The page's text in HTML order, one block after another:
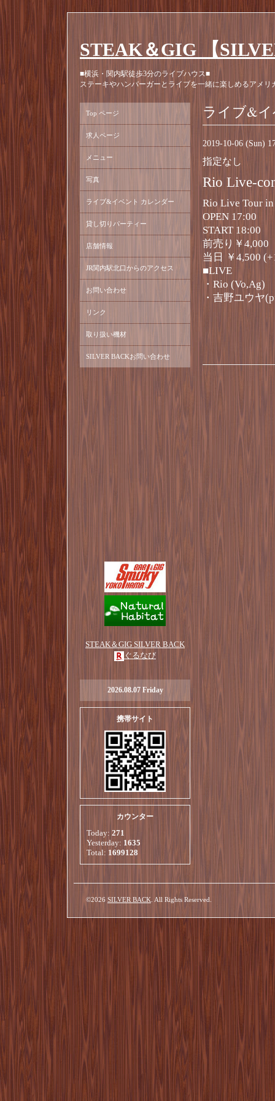
STEAK＆GIG 【
■横浜・関内駅徒歩3分のライブハウス■
ステーキやハンバーガーとライブを一緒に楽しめるアメリ
ライブ&
2019-10-06 (Sun)
指定なし
Rio Live-
Rio Live Tour
OPEN 17:00
START 18:00
前売り￥4,000
当日 ￥4,500
■LIVE
・Rio (Vo,Ag)
・吉野ユウヤ
Top ページ
求人ページ
メニュー
写真
ライブ&イベント カレンダー
貸し切りパーティー
店舗情報
JR関内駅北口からのアクセス
お問い合わせ
リンク
取り扱い機材
SILVER BACKお問い合わせ
STEAK＆GIG SILVER BACK
ぐるなび
2026.08.07 Friday
携帯サイト
カウンター
Today: 271
Yesterday: 1635
Total: 1699128
©2026 SILVER BACK . All Rights Reserved.